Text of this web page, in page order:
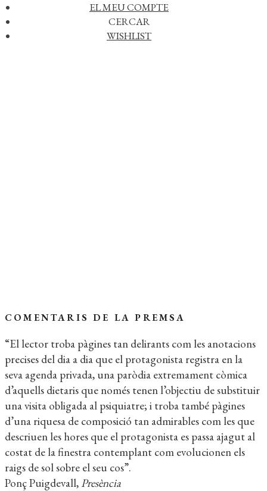
EL MEU COMPTE
CERCAR
WISHLIST
COMENTARIS DE LA PREMSA
“El lector troba pàgines tan delirants com les anotacions
precises del dia a dia que el protagonista registra en la
seva agenda privada, una paròdia extremament còmica
d’aquells dietaris que només tenen l’objectiu de substituir
una visita obligada al psiquiatre; i troba també pàgines
d’una riquesa de composició tan admirables com les que
descriuen les hores que el protagonista es passa ajagut al
costat de la finestra contemplant com evolucionen els
raigs de sol sobre el seu cos”.
Ponç Puigdevall,Presència